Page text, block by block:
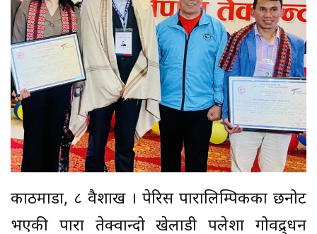
काठमाडौं, ८ वैशाख । पेरिस पारालिम्पिकका छनोट
भएकी पारा तेक्वान्दो खेलाडी पलेशा गोवद्र्धन